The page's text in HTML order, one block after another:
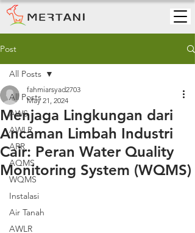
Post
All Posts
AWS
AWLR
ARR
AQMS
WQMS
Instalasi
Air Tanah
AWLR
All Posts
Menjaga Lingkungan dari
Ancaman Limbah Industri
Cair: Peran Water Quality
Monitoring System (WQMS)
fahmiarsyad2703
May 21, 2024